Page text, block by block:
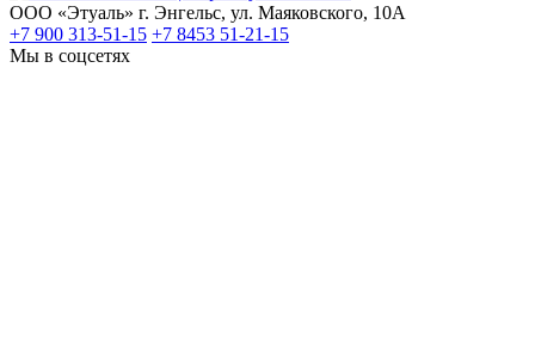
ООО «Этуаль» г. Энгельс, ул. Маяковского, 10А
+7 900 313-51-15 +7 8453 51-21-15
Мы в соцсетях